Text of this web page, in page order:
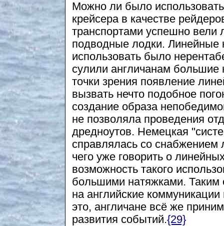
Можно ли было
крейсера в качестве
транспортами успешно вели
подводные лодки. Линейные
использовать было
сулили англичанам большие
точки зрения появление
вызвать нечто подобное
создание образа
не позволяла проведения
дредноутов. Немецкая
справлялась со снабжением
чего уже говорить о
возможность такого
большими натяжками. Таким
на английские
это, англичане всё же
развития событий.{29}